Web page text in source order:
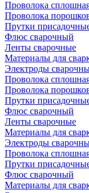
Проволока
Проволока
Прутки
Флюс сварочный
Ленты сварочные
Материалы для
Электроды
Проволока
Проволока
Прутки
Флюс сварочный
Ленты сварочные
Материалы для
Электроды
Проволока
Прутки
Флюс сварочный
Материалы для